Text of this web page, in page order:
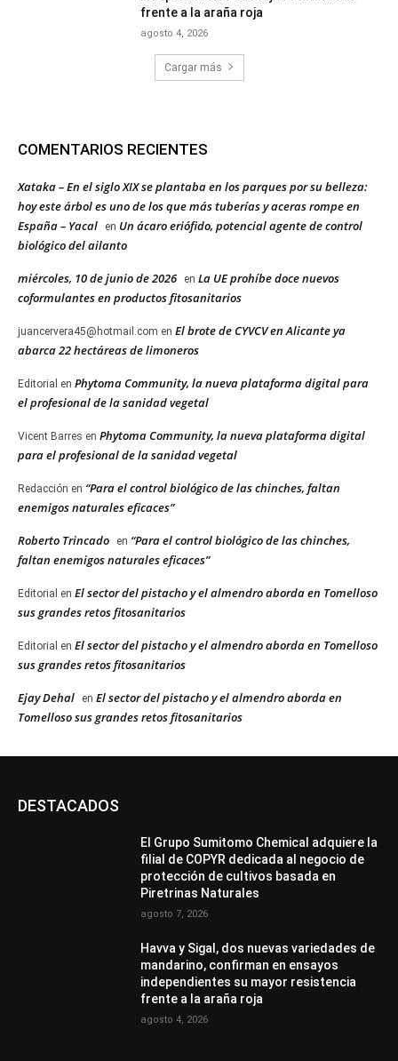
frente a la araña roja
agosto 4, 2026
Cargar más
COMENTARIOS RECIENTES
Xataka – En el siglo XIX se plantaba en los parques por su belleza:
hoy este árbol es uno de los que más tuberías y aceras rompe en
España – Yacal
en Un ácaro eriófido, potencial agente de control
biológico del ailanto
miércoles, 10 de junio de 2026 en La UE prohíbe doce nuevos
coformulantes en productos fitosanitarios
juancervera45@hotmail.com en El brote de CYVCV en Alicante ya
abarca 22 hectáreas de limoneros
Editorial en Phytoma Community, la nueva plataforma digital para
el profesional de la sanidad vegetal
Vicent Barres en Phytoma Community, la nueva plataforma digital
para el profesional de la sanidad vegetal
Redacción en “Para el control biológico de las chinches, faltan
enemigos naturales eficaces”
Roberto Trincado en “Para el control biológico de las chinches,
faltan enemigos naturales eficaces”
Editorial en El sector del pistacho y el almendro aborda en Tomelloso
sus grandes retos fitosanitarios
Editorial en El sector del pistacho y el almendro aborda en Tomelloso
sus grandes retos fitosanitarios
Ejay Dehal en El sector del pistacho y el almendro aborda en
Tomelloso sus grandes retos fitosanitarios
DESTACADOS
El Grupo Sumitomo Chemical adquiere la
filial de COPYR dedicada al negocio de
protección de cultivos basada en
Piretrinas Naturales
agosto 7, 2026
Havva y Sigal, dos nuevas variedades de
mandarino, confirman en ensayos
independientes su mayor resistencia
frente a la araña roja
agosto 4, 2026